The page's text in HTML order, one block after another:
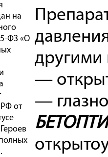
на
5-ФЗ «О
РФ от
другими
—
—